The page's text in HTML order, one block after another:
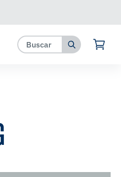
a favoritos.